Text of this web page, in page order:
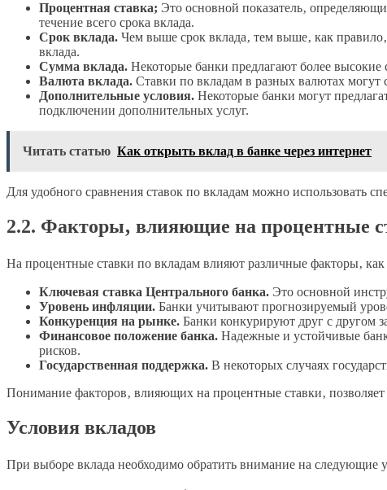
Процентная ставка; Это основной показатель‚
течение всего срока вклада.
Срок вклада. Чем выше срок вклада‚ тем выше‚ как
вклада.
Сумма вклада. Некоторые банки предлагают более
Валюта вклада. Ставки по вкладам в разных валютах могут
Дополнительные условия. Некоторые банки могут
подключении дополнительных услуг.
Читать статью Как открыть вклад в банке через интернет
Для удобного сравнения ставок по вкладам можно использовать
2.2. Факторы‚ влияющие на процентные
На процентные ставки по вкладам влияют различные факторы‚ как
Ключевая ставка Центрального банка. Это основной
Уровень инфляции. Банки учитывают прогнозируемый
Конкуренция на рынке. Банки конкурируют друг с другом
Финансовое положение банка. Надежные и устойчивые
рисков.
Государственная поддержка. В некоторых случаях
Понимание факторов‚ влияющих на процентные ставки‚
Условия вкладов
При выборе вклада необходимо обратить внимание на следующие